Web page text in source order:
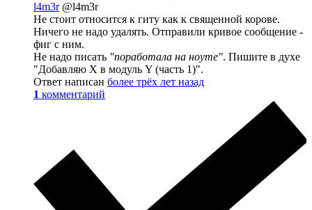
l4m3r @l4m3r
Не стоит относится к гиту как к священной корове.
Ничего не надо удалять. Отправили кривое сообщение -
фиг с ним.
Не надо писать "поработала на ноуте". Пишите в духе
"Добавляю X в модуль Y (часть 1)".
Ответ написан более трёх лет назад
1 комментарий